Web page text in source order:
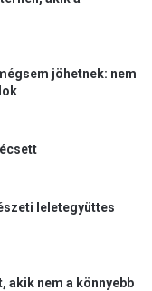
jöhetnek: nem
leletegyüttes
akik nem a könnyebb